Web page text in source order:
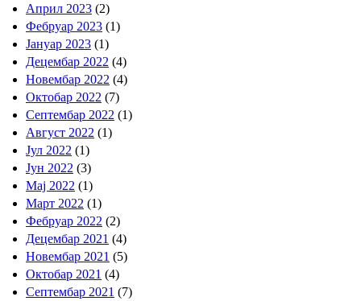
Април 2023 (2)
Фебруар 2023 (1)
Јануар 2023 (1)
Децембар 2022 (4)
Новембар 2022 (4)
Октобар 2022 (7)
Септембар 2022 (1)
Август 2022 (1)
Јул 2022 (1)
Јун 2022 (3)
Мај 2022 (1)
Март 2022 (1)
Фебруар 2022 (2)
Децембар 2021 (4)
Новембар 2021 (5)
Октобар 2021 (4)
Септембар 2021 (7)